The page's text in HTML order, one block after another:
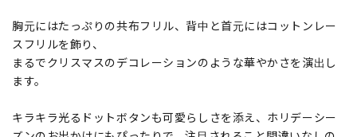
胸元にはたっぷりの共布フリル、背中と首元にはコットンレー
スフリルを飾り、
まるでクリスマスのデコレーションのような華やかさを演出し
ます。
キラキラ光るドットボタンも可愛らしさを添え、ホリデーシー